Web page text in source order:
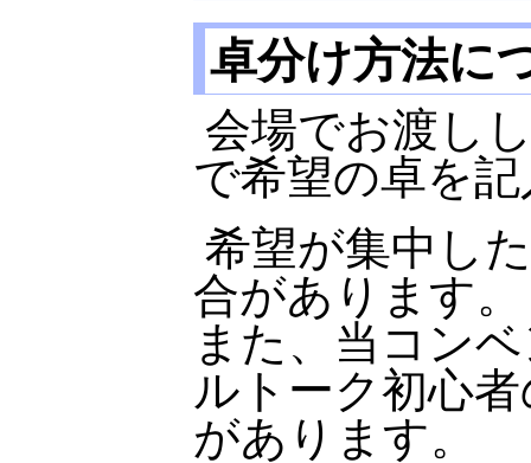
卓分け方法に
会場でお渡し
で希望の卓を
希望が集中し
合があります。
また、当コン
ルトーク初心
があります。